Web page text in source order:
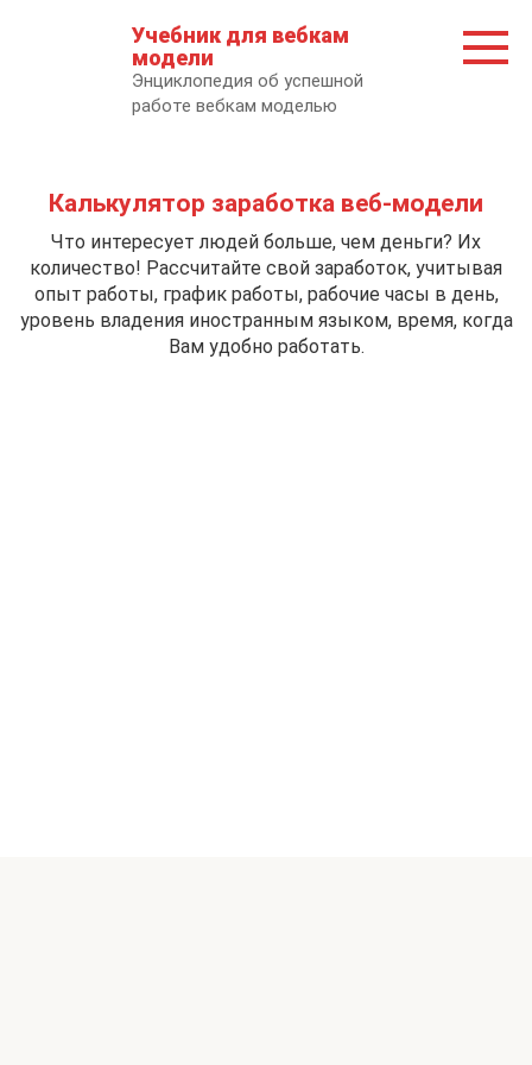
Учебник для вебкам
модели
Энциклопедия об успешной
работе вебкам моделью
Калькулятор заработка веб-модели
Что интересует людей больше, чем деньги? Их
количество! Рассчитайте свой заработок, учитывая
опыт работы, график работы, рабочие часы в день,
уровень владения иностранным языком, время, когда
Вам удобно работать.